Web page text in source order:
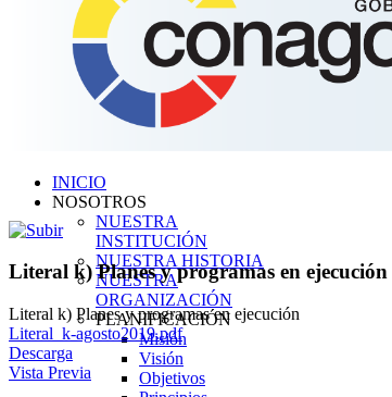
INICIO
NOSOTROS
NUESTRA
INSTITUCIÓN
NUESTRA HISTORIA
NUESTRA
ORGANIZACIÓN
PLANIFICACIÓN
Misión
Visión
Objetivos
Literal k) Planes y programas en ejecución
Literal k) Planes y programas en ejecución
Literal_k-agosto2019.pdf
Descarga
Vista Previa